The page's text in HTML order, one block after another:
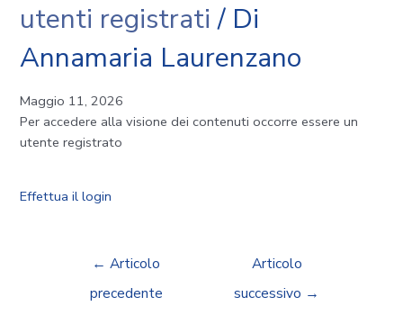
utenti registrati / Di
Annamaria Laurenzano
Maggio 11, 2026
Per accedere alla visione dei contenuti occorre essere un
utente registrato
Effettua il login
← Articolo
precedente
Articolo
successivo →